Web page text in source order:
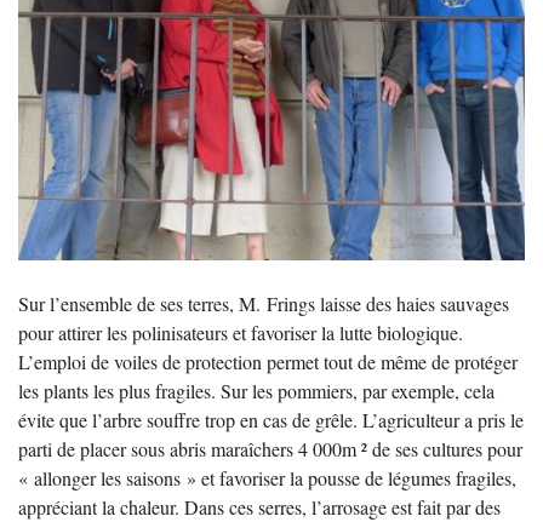
Sur l’ensemble de ses terres, M. Frings laisse des haies sauvages
pour attirer les polinisateurs et favoriser la lutte biologique.
L’emploi de voiles de protection permet tout de même de protéger
les plants les plus fragiles. Sur les pommiers, par exemple, cela
évite que l’arbre souffre trop en cas de grêle. L’agriculteur a pris le
parti de placer sous abris maraîchers 4 000m ² de ses cultures pour
« allonger les saisons » et favoriser la pousse de légumes fragiles,
appréciant la chaleur. Dans ces serres, l’arrosage est fait par des